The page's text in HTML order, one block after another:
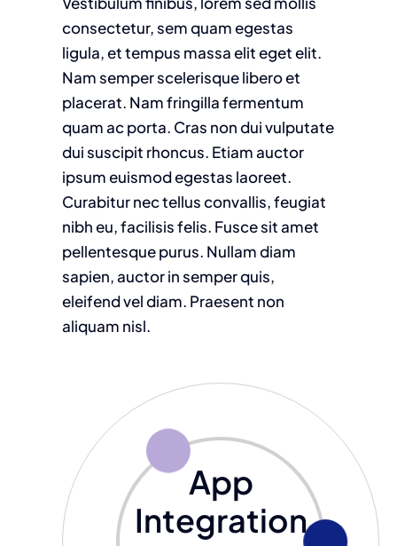
consectetur, sem quam egestas
ligula, et tempus massa elit eget elit.
Nam semper scelerisque libero et
placerat. Nam fringilla fermentum
quam ac porta. Cras non dui vulputate
dui suscipit rhoncus. Etiam auctor
ipsum euismod egestas laoreet.
Curabitur nec tellus convallis, feugiat
nibh eu, facilisis felis. Fusce sit amet
pellentesque purus. Nullam diam
sapien, auctor in semper quis,
eleifend vel diam. Praesent non
aliquam nisl.
App
Integration